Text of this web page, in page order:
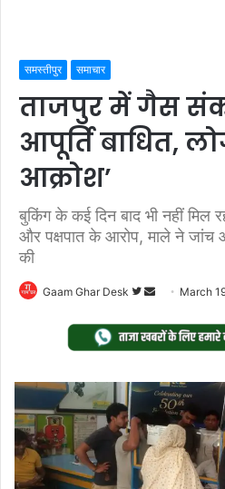
समस्तीपुर समाचार
ताजपुर में गैस
आपूर्ति बाधित,
आक्रोश’
बुकिंग के कई दिन बाद भी नहीं मिल
और पक्षपात के आरोप, माले ने जांच
की
Gaam Ghar Desk
Follow
Twitter
Send
email
March